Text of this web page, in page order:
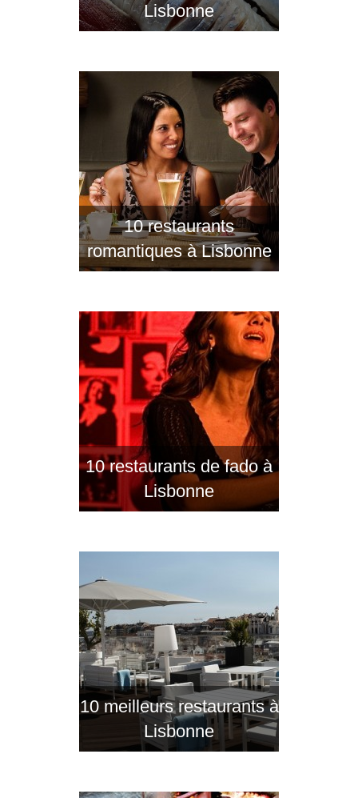
Lisbonne
10 restaurants
romantiques à Lisbonne
10 restaurants de fado à
Lisbonne
10 meilleurs restaurants à
Lisbonne